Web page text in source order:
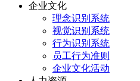
企业文化
理念识别系统
视觉识别系统
行为识别系统
员工行为准则
企业文化活动